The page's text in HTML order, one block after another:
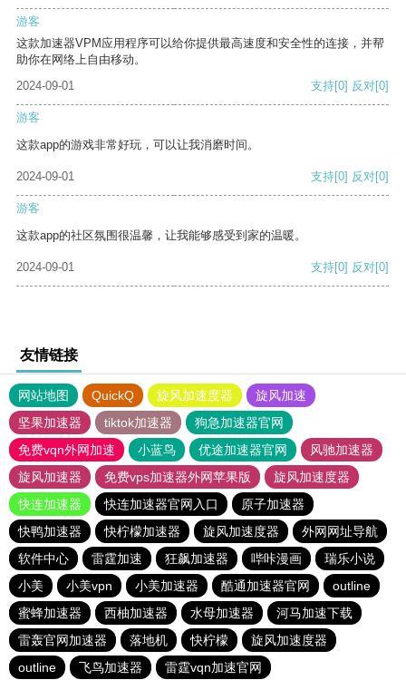
游客
这款加速器VPM应用程序可以给你提供最高速度和安全性的连接，并帮
助你在网络上自由移动。
2024-09-01
支持[0] 反对[0]
游客
这款app的游戏非常好玩，可以让我消磨时间。
2024-09-01 支持[0] 反对[0]
游客
这款app的社区氛围很温馨，让我能够感受到家的温暖。
2024-09-01 支持[0] 反对[0]
友情链接
网站地图 QuickQ 旋风加速度器
旋风加速
坚果加速器
tiktok加速器
狗急加速器官网
免费vqn外网加速
小蓝鸟 优途加速器官网
风驰加速器
旋风加速器
免费vps加速器外网苹果版
旋风加速度器
快连加速器
快连加速器官网入口
原子加速器
快鸭加速器
快柠檬加速器 旋风加速度器
外网网址导航
软件中心
雷霆加速 狂飙加速器 哔咔漫画
瑞乐小说
小美
小美vpn 小美加速器 酷通加速器官网
outline
蜜蜂加速器
西柚加速器 水母加速器
河马加速下载
雷轰官网加速器
落地机 快柠檬
旋风加速度器
outline
飞鸟加速器 雷霆vqn加速官网